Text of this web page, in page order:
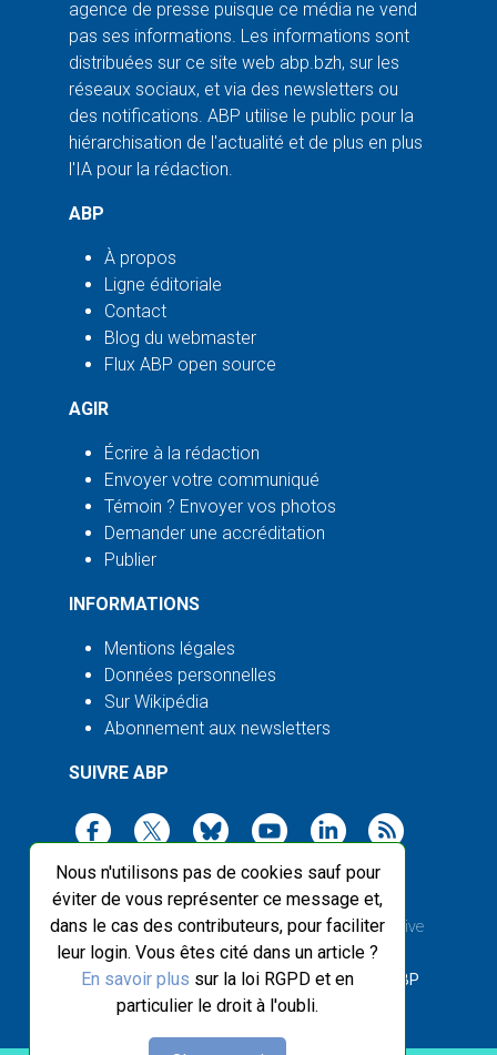
Nous n'utilisons pas de cookies sauf pour
éviter de vous représenter ce message et,
dans le cas des contributeurs, pour faciliter
leur login. Vous êtes cité dans un article ?
En savoir plus sur la loi RGPD et en
particulier le droit à l'oubli.
agence de presse puisque ce média ne vend
pas ses informations. Les informations sont
distribuées sur ce site web abp.bzh, sur les
réseaux sociaux, et via des newsletters ou
des notifications. ABP utilise le public pour la
hiérarchisation de l'actualité et de plus en plus
l'IA pour la rédaction.
ABP
À propos
Ligne éditoriale
Contact
Blog du webmaster
Flux ABP open source
AGIR
Écrire à la rédaction
Envoyer votre communiqué
Témoin ? Envoyer vos photos
Demander une accréditation
Publier
INFORMATIONS
Mentions légales
Données personnelles
Sur Wikipédia
Abonnement aux newsletters
SUIVRE ABP
2003-2026 ©Agence Bretagne Presse, sauf Creative
Commons
Front-end design :Breizhek Studio , Back-end : ABP